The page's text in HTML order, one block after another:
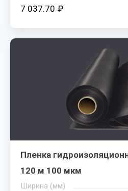
7 037.70 ₽
Пленка
120 м 100 мкм
Ширина (мм)